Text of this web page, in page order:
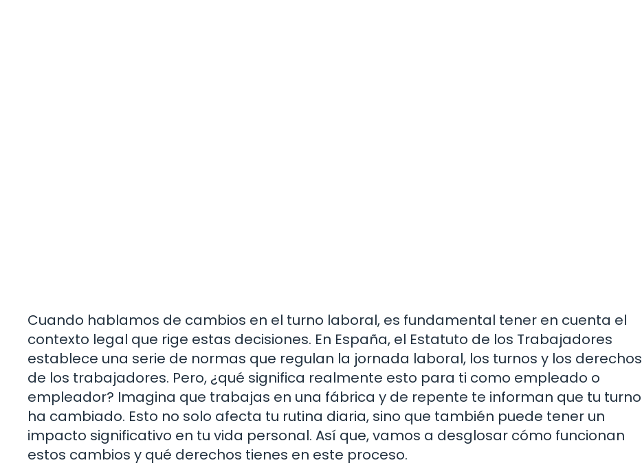
Cuando hablamos de cambios en el turno laboral, es fundamental tener en cuenta el
contexto legal que rige estas decisiones. En España, el Estatuto de los Trabajadores
establece una serie de normas que regulan la jornada laboral, los turnos y los derechos
de los trabajadores. Pero, ¿qué significa realmente esto para ti como empleado o
empleador? Imagina que trabajas en una fábrica y de repente te informan que tu turno
ha cambiado. Esto no solo afecta tu rutina diaria, sino que también puede tener un
impacto significativo en tu vida personal. Así que, vamos a desglosar cómo funcionan
estos cambios y qué derechos tienes en este proceso.